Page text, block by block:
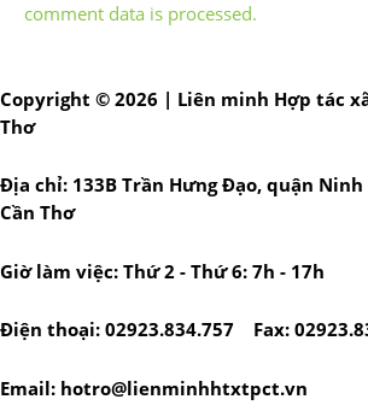
comment data is processed.
Copyright © 2026 | Liên minh Hợp tác
Thơ
Địa chỉ: 133B Trần Hưng Đạo, quận
Cần Thơ
Giờ làm việc: Thứ 2 - Thứ 6: 7h - 17h
Điện thoại: 02923.834.757 Fax:
Email: hotro@lienminhhtxtpct.vn